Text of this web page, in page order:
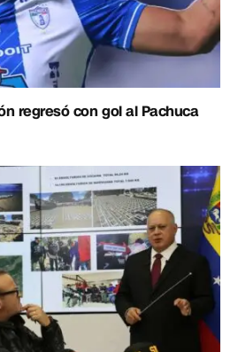
regresó con gol al Pachuca